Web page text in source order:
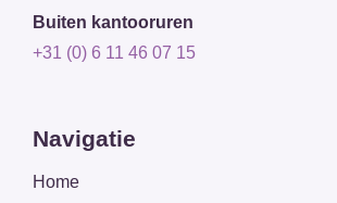
Buiten kantooruren
+31 (0) 6 11 46 07 15
Navigatie
Home